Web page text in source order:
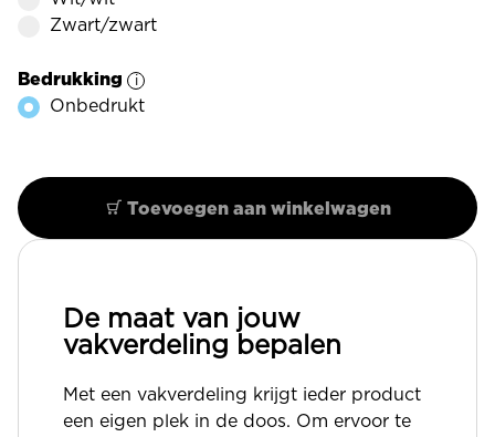
Zwart/zwart
Bedrukking
Onbedrukt
Toevoegen aan winkelwagen
De maat van jouw
vakverdeling bepalen
Met een vakverdeling krijgt ieder product
een eigen plek in de doos. Om ervoor te